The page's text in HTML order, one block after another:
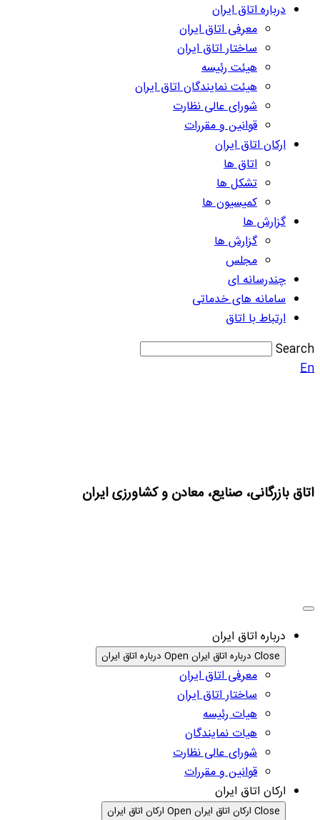
درباره اتاق ایران
معرفی اتاق ایران
ساختار اتاق ایران
هیئت رئیسه
هیئت نمایندگان اتاق ایران
شورای عالی نظارت
قوانین و مقررات
ارکان اتاق ایران
اتاق ها
تشکل ها
کمیسیون ها
گزارش ها
گزارش ها
مجلس
چندرسانه ای
سامانه های خدماتی
ارتباط با اتاق
Search
En
اتاق بازرگانی، صنایع، معادن و کشاورزی ایران
درباره اتاق ایران
Close درباره اتاق ایران Open درباره اتاق ایران
معرفی اتاق ایران
ساختار اتاق ایران
هیات رئیسه
هیات نمایندگان
شورای عالی نظارت
قوانین و مقررات
ارکان اتاق ایران
Close ارکان اتاق ایران Open ارکان اتاق ایران